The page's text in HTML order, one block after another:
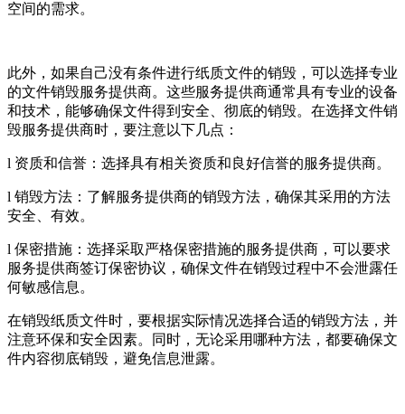
空间的需求。
此外，如果自己没有条件进行纸质文件的销毁，可以选择专业
的文件销毁服务提供商。这些服务提供商通常具有专业的设备
和技术，能够确保文件得到安全、彻底的销毁。在选择文件销
毁服务提供商时，要注意以下几点：
l 资质和信誉：选择具有相关资质和良好信誉的服务提供商。
l 销毁方法：了解服务提供商的销毁方法，确保其采用的方法
安全、有效。
l 保密措施：选择采取严格保密措施的服务提供商，可以要求
服务提供商签订保密协议，确保文件在销毁过程中不会泄露任
何敏感信息。
在销毁纸质文件时，要根据实际情况选择合适的销毁方法，并
注意环保和安全因素。同时，无论采用哪种方法，都要确保文
件内容彻底销毁，避免信息泄露。